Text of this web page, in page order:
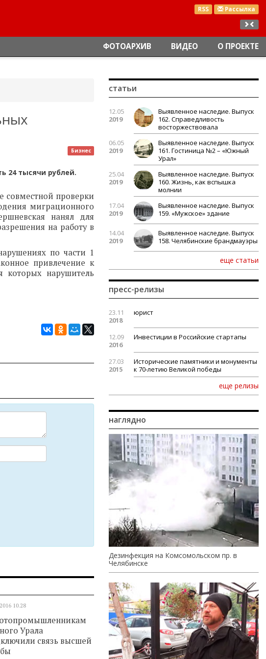
RSS Рассылка
ФОТОАРХИВ ВИДЕО О ПРОЕКТЕ
Бизнес
24 тысячи рублей.
совместной проверки
миграционного
нанял для
на работу в
по части 1
привлечение к
которых нарушитель
10.28
Урала
связь высшей
статьи
12.05
2019
Выявленное наследие. Выпуск
162. Справедливость
восторжествовала
06.05
2019
Выявленное наследие. Выпуск
161. Гостиница №2 – «Южный
Урал»
25.04
2019
Выявленное наследие. Выпуск
160. Жизнь, как вспышка
молнии
17.04
2019
Выявленное наследие. Выпуск
159. «Мужское» здание
14.04
2019
Выявленное наследие. Выпуск
158. Челябинские брандмауэры
еще статьи
пресс-релизы
23.11
2018
юрист
12.09
2016
Инвестиции в Российские стартапы
27.03
2015
Исторические памятники и монументы
к 70-летию Великой победы
еще релизы
наглядно
Дезинфекция на Комсомольском пр. в
Челябинске